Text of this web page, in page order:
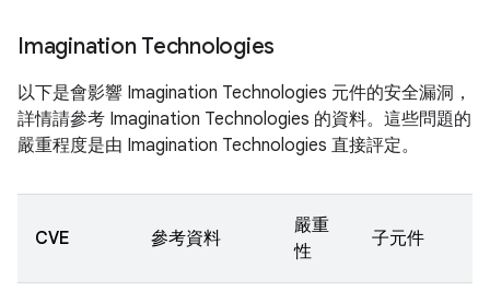
Imagination Technologies
以下是會影響 Imagination Technologies 元件的安全漏洞，
詳情請參考 Imagination Technologies 的資料。這些問題的
嚴重程度是由 Imagination Technologies 直接評定。
CVE 參考資料
嚴重
性
子元件